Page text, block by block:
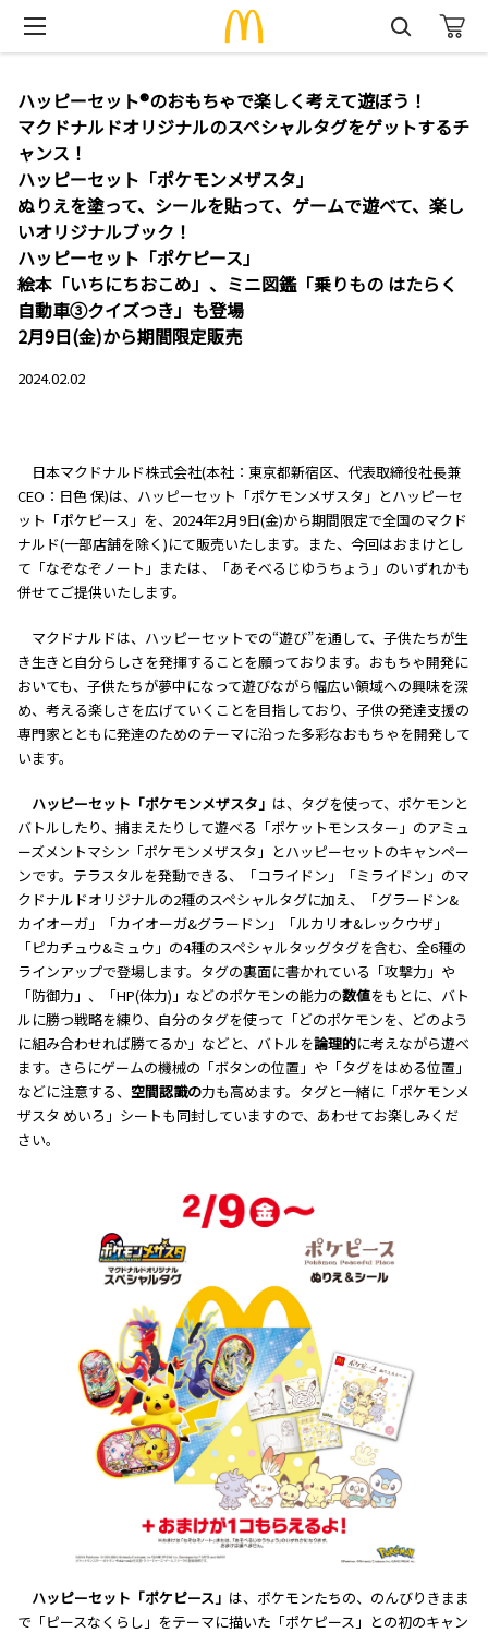
ハッピーセット®のおもちゃで楽しく考えて遊ぼう！
マクドナルドオリジナルのスペシャルタグをゲットするチ
ャンス！
ハッピーセット「ポケモンメザスタ」
ぬりえを塗って、シールを貼って、ゲームで遊べて、楽し
いオリジナルブック！
ハッピーセット「ポケピース」
絵本「いちにちおこめ」、ミニ図鑑「乗りもの はたらく
自動車③クイズつき」も登場
2月9日(金)から期間限定販売
2024.02.02
日本マクドナルド株式会社(本社：東京都新宿区、代表取締役社長兼
CEO：日色 保)は、ハッピーセット「ポケモンメザスタ」とハッピーセ
ット「ポケピース」を、2024年2月9日(金)から期間限定で全国のマクド
ナルド(一部店舗を除く)にて販売いたします。また、今回はおまけとし
て「なぞなぞノート」または、「あそべるじゆうちょう」のいずれかも
併せてご提供いたします。
マクドナルドは、ハッピーセットでの“遊び”を通して、子供たちが生
き生きと自分らしさを発揮することを願っております。おもちゃ開発に
おいても、子供たちが夢中になって遊びながら幅広い領域への興味を深
め、考える楽しさを広げていくことを目指しており、子供の発達支援の
専門家とともに発達のためのテーマに沿った多彩なおもちゃを開発して
います。
ハッピーセット「ポケモンメザスタ」 は、タグを使って、ポケモンと
バトルしたり、捕まえたりして遊べる「ポケットモンスター」のアミュ
ーズメントマシン「ポケモンメザスタ」とハッピーセットのキャンペー
ンです。テラスタルを発動できる、「コライドン」「ミライドン」のマ
クドナルドオリジナルの2種のスペシャルタグに加え、「グラードン&
カイオーガ」「カイオーガ&グラードン」「ルカリオ&レックウザ」
「ピカチュウ&ミュウ」の4種のスペシャルタッグタグを含む、全6種の
ラインアップで登場します。タグの裏面に書かれている「攻撃力」や
「防御力」、「HP(体力)」などのポケモンの能力の数値をもとに、バト
ルに勝つ戦略を練り、自分のタグを使って「どのポケモンを、どのよう
に組み合わせれば勝てるか」などと、バトルを論理的に考えながら遊べ
ます。さらにゲームの機械の「ボタンの位置」や「タグをはめる位置」
などに注意する、 空間認識の力も高めます。タグと一緒に「ポケモンメ
ザスタ めいろ」シートも同封していますので、あわせてお楽しみくだ
さい。
ハッピーセット「ポケピース」 は、ポケモンたちの、のんびりきまま
で「ピースなくらし」をテーマに描いた「ポケピース」との初のキャン